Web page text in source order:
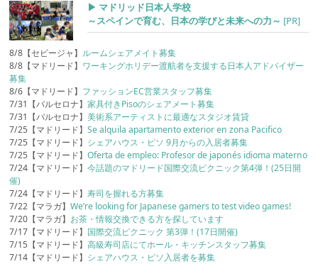
▶︎ マドリッド日本人学校
～スペインで育む、日本の学びと未来への力～ [PR]
8/8【セビージャ】 ルームシェアメイト募集
8/8【マドリード】 ワーキングホリデー渡航者を支援する日本人アドバイザー
募集
8/6【マドリード】 ファッションEC営業スタッフ募集
7/31【バルセロナ】家具付きPisoのシェアメート募集
7/31【バルセロナ】美術系アーティストに最適なスタジオ賃貸
7/25【マドリード】Se alquila apartamento exterior en zona Pacifico
7/25【マドリード】 シェアハウス・ピソ 9月からの入居者募集
7/25【マドリード】Oferta de empleo: Profesor de japonés idioma materno
7/24【マドリード】今話題のマドリード国際交流ピクニック第4弾！(25日開
催)
7/24【マドリード】寿司を握れる方募集
7/22【マラガ】We’re looking for Japanese gamers to test video games!
7/20【マラガ】 お茶・情報交換できる方を探しています
7/17【マドリード】 国際交流ピクニック 第3弾！(17日開催)
7/15【マドリード】高級寿司店にてホール・キッチンスタッフ募集
7/14【マドリード】 シェアハウス・ピソ入居者を募集